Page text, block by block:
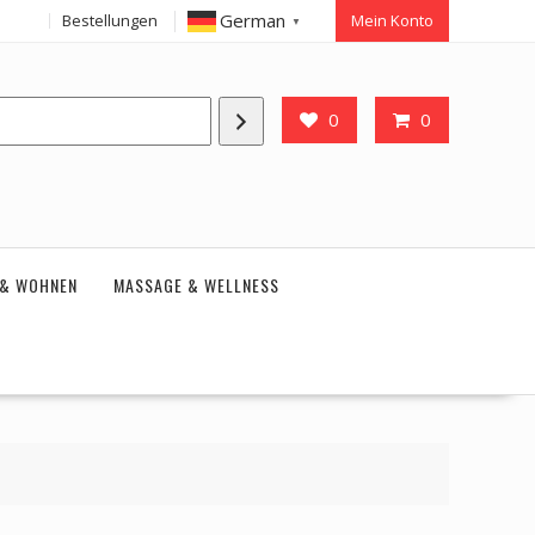
Bestellungen German ▼ Mein Konto
0 0
WOHNEN MASSAGE & WELLNESS